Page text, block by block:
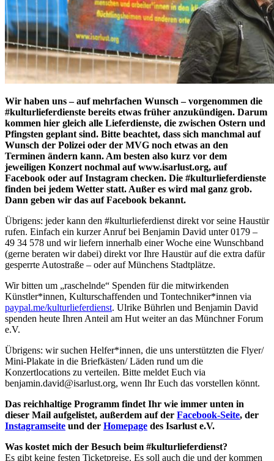
Wir haben uns – auf mehrfachen Wunsch – vorgenommen die
#kulturlieferdienste bereits etwas früher anzukündigen. Darum
kommen hier gleich alle Lieferdienste, die zwischen Ostern und
Pfingsten geplant sind. Bitte beachtet, dass sich manchmal auf
Wunsch der Polizei oder der MVG noch etwas an den
Terminen ändern kann. Am besten also kurz vor dem
jeweiligen Konzert nochmal auf www.isarlust.org, auf
Facebook oder auf Instagram checken. Die #kulturlieferdienste
finden bei jedem Wetter statt. Außer es wird mal ganz grob.
Dann geben wir das auf Facebook bekannt.
Übrigens: jeder kann den #kulturlieferdienst direkt vor seine Haustür
rufen. Einfach ein kurzer Anruf bei Benjamin David unter 0179 –
49 34 578 und wir liefern innerhalb einer Woche eine Wunschband
(gerne beraten wir dabei) direkt vor Ihre Haustür auf die extra dafür
gesperrte Autostraße – oder auf Münchens Stadtplätze.
Wir bitten um „raschelnde“ Spenden für die mitwirkenden
Künstler*innen, Kulturschaffenden und Tontechniker*innen via
paypal.me/kulturlieferdienst. Ulrike Bührlen und Benjamin David
spenden heute Ihren Anteil am Hut weiter an das Münchner Forum
e.V.
Übrigens: wir suchen Helfer*innen, die uns unterstützten die Flyer/
Mini-Plakate in die Briefkästen/ Läden rund um die
Konzertlocations zu verteilen. Bitte meldet Euch via
benjamin.david@isarlust.org, wenn Ihr Euch das vorstellen könnt.
Das reichhaltige Programm findet Ihr wie immer unten in
dieser Mail aufgelistet, außerdem auf der Facebook-Seite, der
Instagramseite und der Homepage des Isarlust e.V.
Was kostet mich der Besuch beim #kulturlieferdienst?
Es gibt keine festen Ticketpreise. Es soll auch die und der kommen